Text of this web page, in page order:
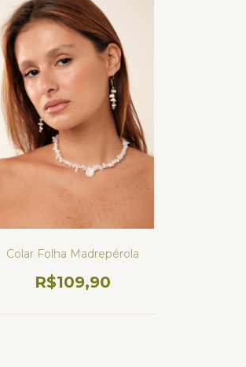
Colar Folha Madrepérola
R$109,90